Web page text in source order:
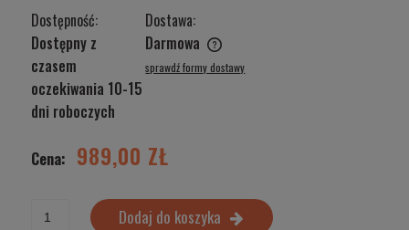
Dostępność:
Dostępny z
czasem
oczekiwania 10-15
dni roboczych
Dostawa:
Darmowa
Cena nie zawiera ewentualnych kosztów płatności
sprawdź formy dostawy
Cena: 989,00 ZŁ
Dodaj do koszyka